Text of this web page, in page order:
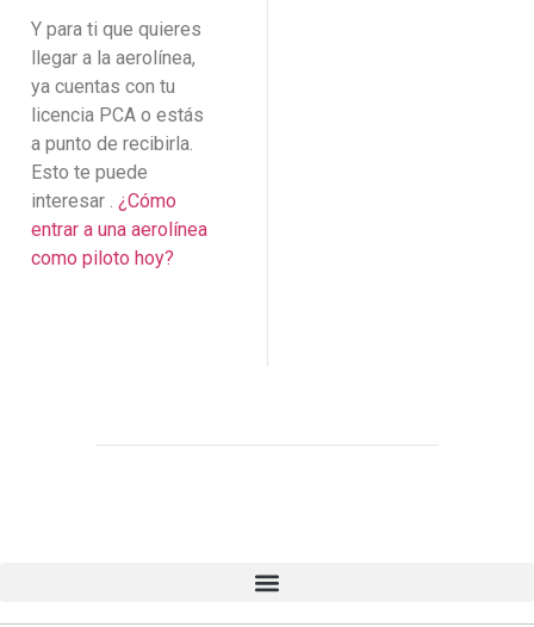
Y para ti que quieres
llegar a la aerolínea,
ya cuentas con tu
licencia PCA o estás
a punto de recibirla.
Esto te puede
interesar . ¿Cómo
entrar a una aerolínea
como piloto hoy?